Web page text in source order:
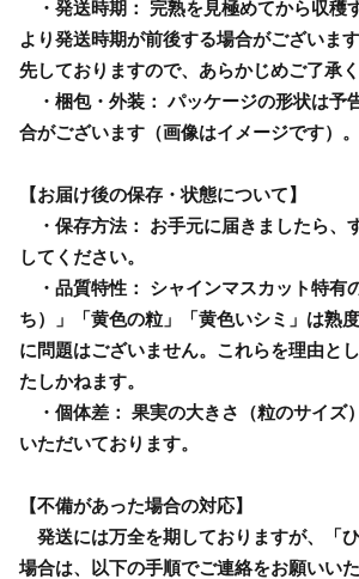
・発送時期： 完熟を見極めてから収穫
より発送時期が前後する場合がございま
先しておりますので、あらかじめご了承く
・梱包・外装： パッケージの形状は予
合がございます（画像はイメージです）。
【お届け後の保存・状態について】
・保存方法： お手元に届きましたら、
してください。
・品質特性： シャインマスカット特有
ち）」「黄色の粒」「黄色いシミ」は熟
に問題はございません。これらを理由と
たしかねます。
・個体差： 果実の大きさ（粒のサイズ
いただいております。
【不備があった場合の対応】
発送には万全を期しておりますが、「
場合は、以下の手順でご連絡をお願いいた